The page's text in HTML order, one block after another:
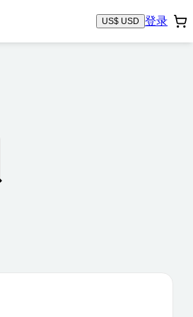
US$ USD 登录